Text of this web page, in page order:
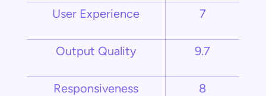
User Experience 7
Output Quality 9.7
Responsiveness 8